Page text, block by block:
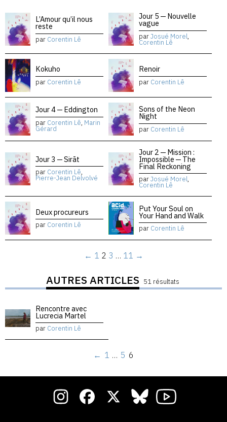
L’Amour qu’il nous
reste
par Corentin Lê
Jour 5 — Nouvelle
vague
parJosué Morel,
Corentin Lê
Kokuho
par Corentin Lê
Renoir
par Corentin Lê
Jour 4 — Eddington
par Corentin Lê, Marin
Gérard
Sons of the Neon
Night
par Corentin Lê
Jour 3 — Sirāt
par Corentin Lê,
Pierre-Jean Delvolvé
Jour 2 — Mission :
Impossible — The
Final Reckoning
parJosué Morel,
Corentin Lê
Deux procureurs
par Corentin Lê
Put Your Soul on
Your Hand and Walk
par Corentin Lê
← 1 2 3 … 11 →
AUTRES ARTICLES 51 résultats
Rencontre avec
Lucrecia Martel
par Corentin Lê
← 1 … 5 6